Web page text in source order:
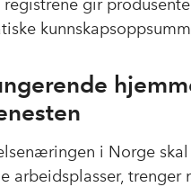
registrene gir
i Norge
arbeidsplasser,